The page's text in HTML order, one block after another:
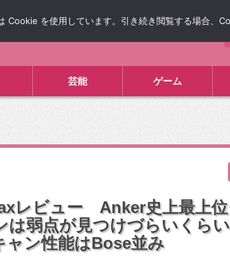
芸能 ゲーム
レビュー Anker史上最上位
弱点が見つけづらいくらい
ン性能はBose並み
Cookie を使用しています。引き続き閲覧する場合、